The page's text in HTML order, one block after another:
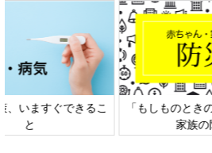
日本外来小児科学会リーフレッ
六星